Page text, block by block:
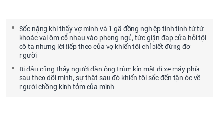
Sốc nặng khi thấy vợ mình và 1 gã đồng nghiệp tình tình tứ tứ
khoác vai ôm cổ nhau vào phòng ngủ, tức giận đạp cửa hỏi tội
cô ta nhưng lời tiếp theo của vợ khiến tôi chỉ biết đứng đơ
người
Đi đâu cũng thấy người đàn ông trùm kín mặt đi xe máy phía
sau theo dõi mình, sự thật sau đó khiến tôi sốc đến tận óc về
người chồng kinh tởm của mình